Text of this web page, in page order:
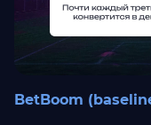
BetBoom